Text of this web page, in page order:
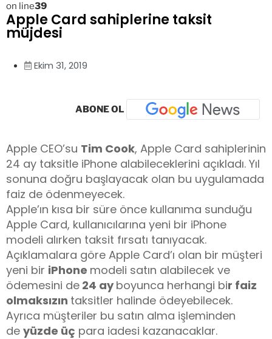
on line39
Apple Card sahiplerine taksit
müjdesi
Ekim 31, 2019
ABONE OL
Apple CEO’su Tim Cook, Apple Card sahiplerinin
24 ay taksitle iPhone alabileceklerini açıkladı. Yıl
sonuna doğru başlayacak olan bu uygulamada
faiz de ödenmeyecek.
Apple’ın kısa bir süre önce kullanıma sunduğu
Apple Card, kullanıcılarına yeni bir iPhone
modeli alırken taksit fırsatı tanıyacak.
Açıklamalara göre Apple Card’ı olan bir müşteri
yeni bir iPhone modeli satın alabilecek ve
ödemesini de 24 ayboyunca herhangi bir faiz
olmaksızın taksitler halinde ödeyebilecek.
Ayrıca müşteriler bu satın alma işleminden
de yüzde üç para iadesi kazanacaklar.